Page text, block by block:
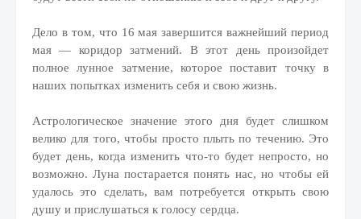
Дело в том, что 16 мая завершится важнейший период
мая — коридор затмений. В этот день произойдет
полное лунное затмение, которое поставит точку в
наших попытках изменить себя и свою жизнь.
Астрологическое значение этого дня будет слишком
велико для того, чтобы просто плыть по течению. Это
будет день, когда изменить что-то будет непросто, но
возможно. Луна постарается понять нас, но чтобы ей
удалось это сделать, вам потребуется открыть свою
душу и прислушаться к голосу сердца.